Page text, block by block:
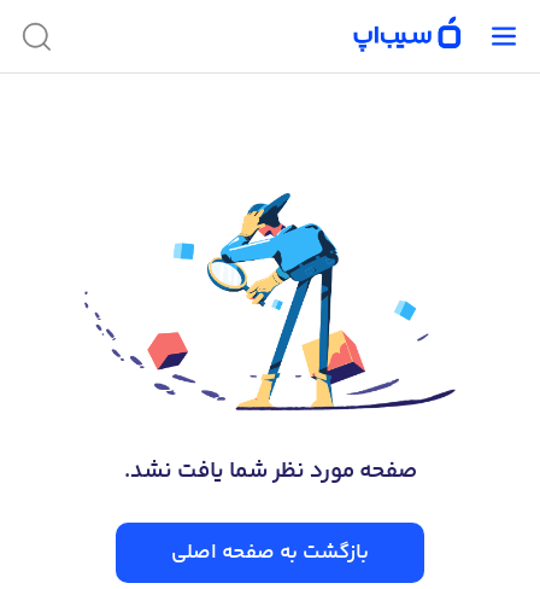
صفحه‌ مورد نظر شما یافت نشد.
بازگشت به صفحه اصلی